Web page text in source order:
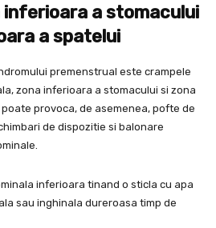
inferioara a stomacului
a spatelui
premenstrual este crampele
zona inferioara a stomacului si zona
provoca, de asemenea, pofte de
de dispozitie si balonare
inferioara tinand o sticla cu apa
sau inghinala dureroasa timp de